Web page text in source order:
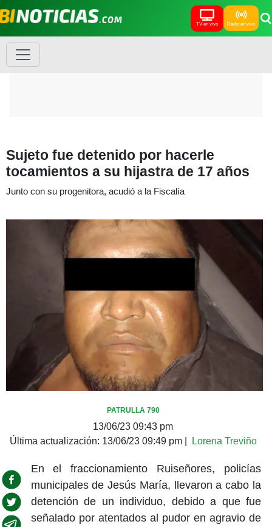
TV en vivo Radio en vivo
Sujeto fue detenido por hacerle
tocamientos a su hijastra de 17 años
Junto con su progenitora, acudió a la Fiscalía
PATRULLA 790
13/06/23 09:43 pm
Última actualización: 13/06/23 09:49 pm| Lorena Treviño
En el fraccionamiento Ruiseñores, policías
municipales de Jesús María, llevaron a cabo la
detención de un individuo, debido a que fue
señalado por atentados al pudor en agravio de